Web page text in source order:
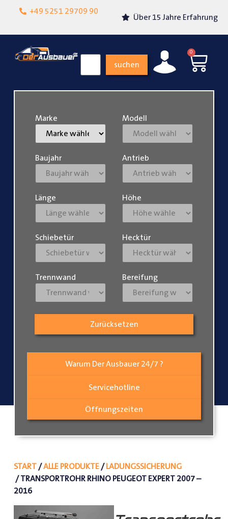
+49 5251 29709 90
Lokalgeschäft in
Über 15 Jahre Erfahrung
suchen
0
Warum Der Ausbauer 24/7 ?
Servicehotline
Öffnungszeiten
Marke Modell
Baujahr Antrieb
Länge Höhe
Schiebetür Hecktür
Trennwand Bereifung
Zurücksetzen
START/ALLE PRODUKTE/LADUNGSSICHERUNG
/ TRANSPORTROHR RHINO PEUGEOT EXPERT 2007 –
2016